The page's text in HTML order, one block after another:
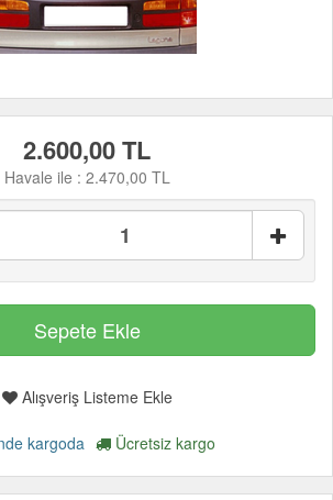
2.600,00 TL
Havale ile : 2.470,00 TL
Alışveriş Listeme Ekle
kargoda Ücretsiz kargo